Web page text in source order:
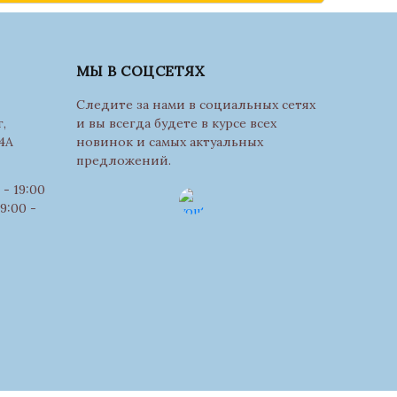
19:00
-
МЫ В СОЦСЕТЯХ
Следите за нами в социальных сетях
и вы всегда будете в курсе всех
новинок и самых актуальных
предложений.